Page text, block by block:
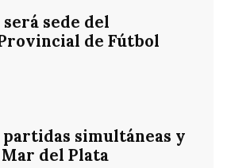
sede del
de Fútbol
partidas simultáneas y
del Plata